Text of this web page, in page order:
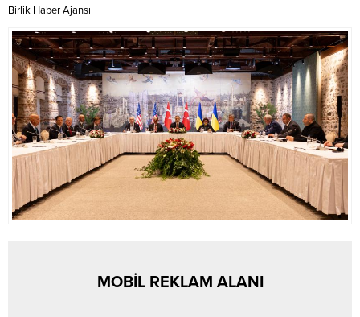
Birlik Haber Ajansı
MOBİL REKLAM ALANI